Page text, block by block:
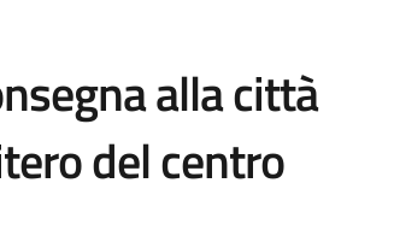
alla città
del centro